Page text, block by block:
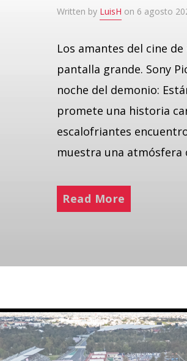
Written by LuisH on 6 agosto
Los amantes del cine
pantalla grande. Sony
noche del demonio:
promete una historia
escalofriantes
muestra una
Read More